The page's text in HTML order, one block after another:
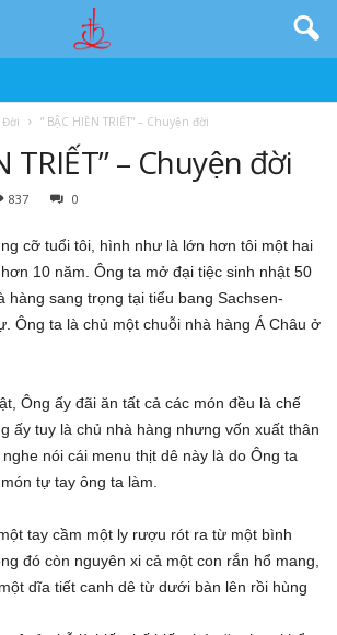
Đời ” BẬC HIỀN TRIẾT” – Chuyện đời
TRIẾT” – Chuyện đời
837 0
cỡ tuổi tôi, hình như là lớn hơn tôi một hai
10 năm. Ông ta mở đại tiệc sinh nhật 50
hàng sang trọng tại tiểu bang Sachsen-
Ông ta là chủ một chuỗi nhà hàng Á Châu ở
Ông ấy đãi ăn tất cả các món đều là chế
ấy tuy là chủ nhà hàng nhưng vốn xuất thân
nói cái menu thịt dê này là do Ông ta
tự tay ông ta làm.
tay cầm một ly rượu rót ra từ một bình
đó còn nguyên xi cả một con rắn hổ mang,
dĩa tiết canh dê từ dưới bàn lên rồi hùng